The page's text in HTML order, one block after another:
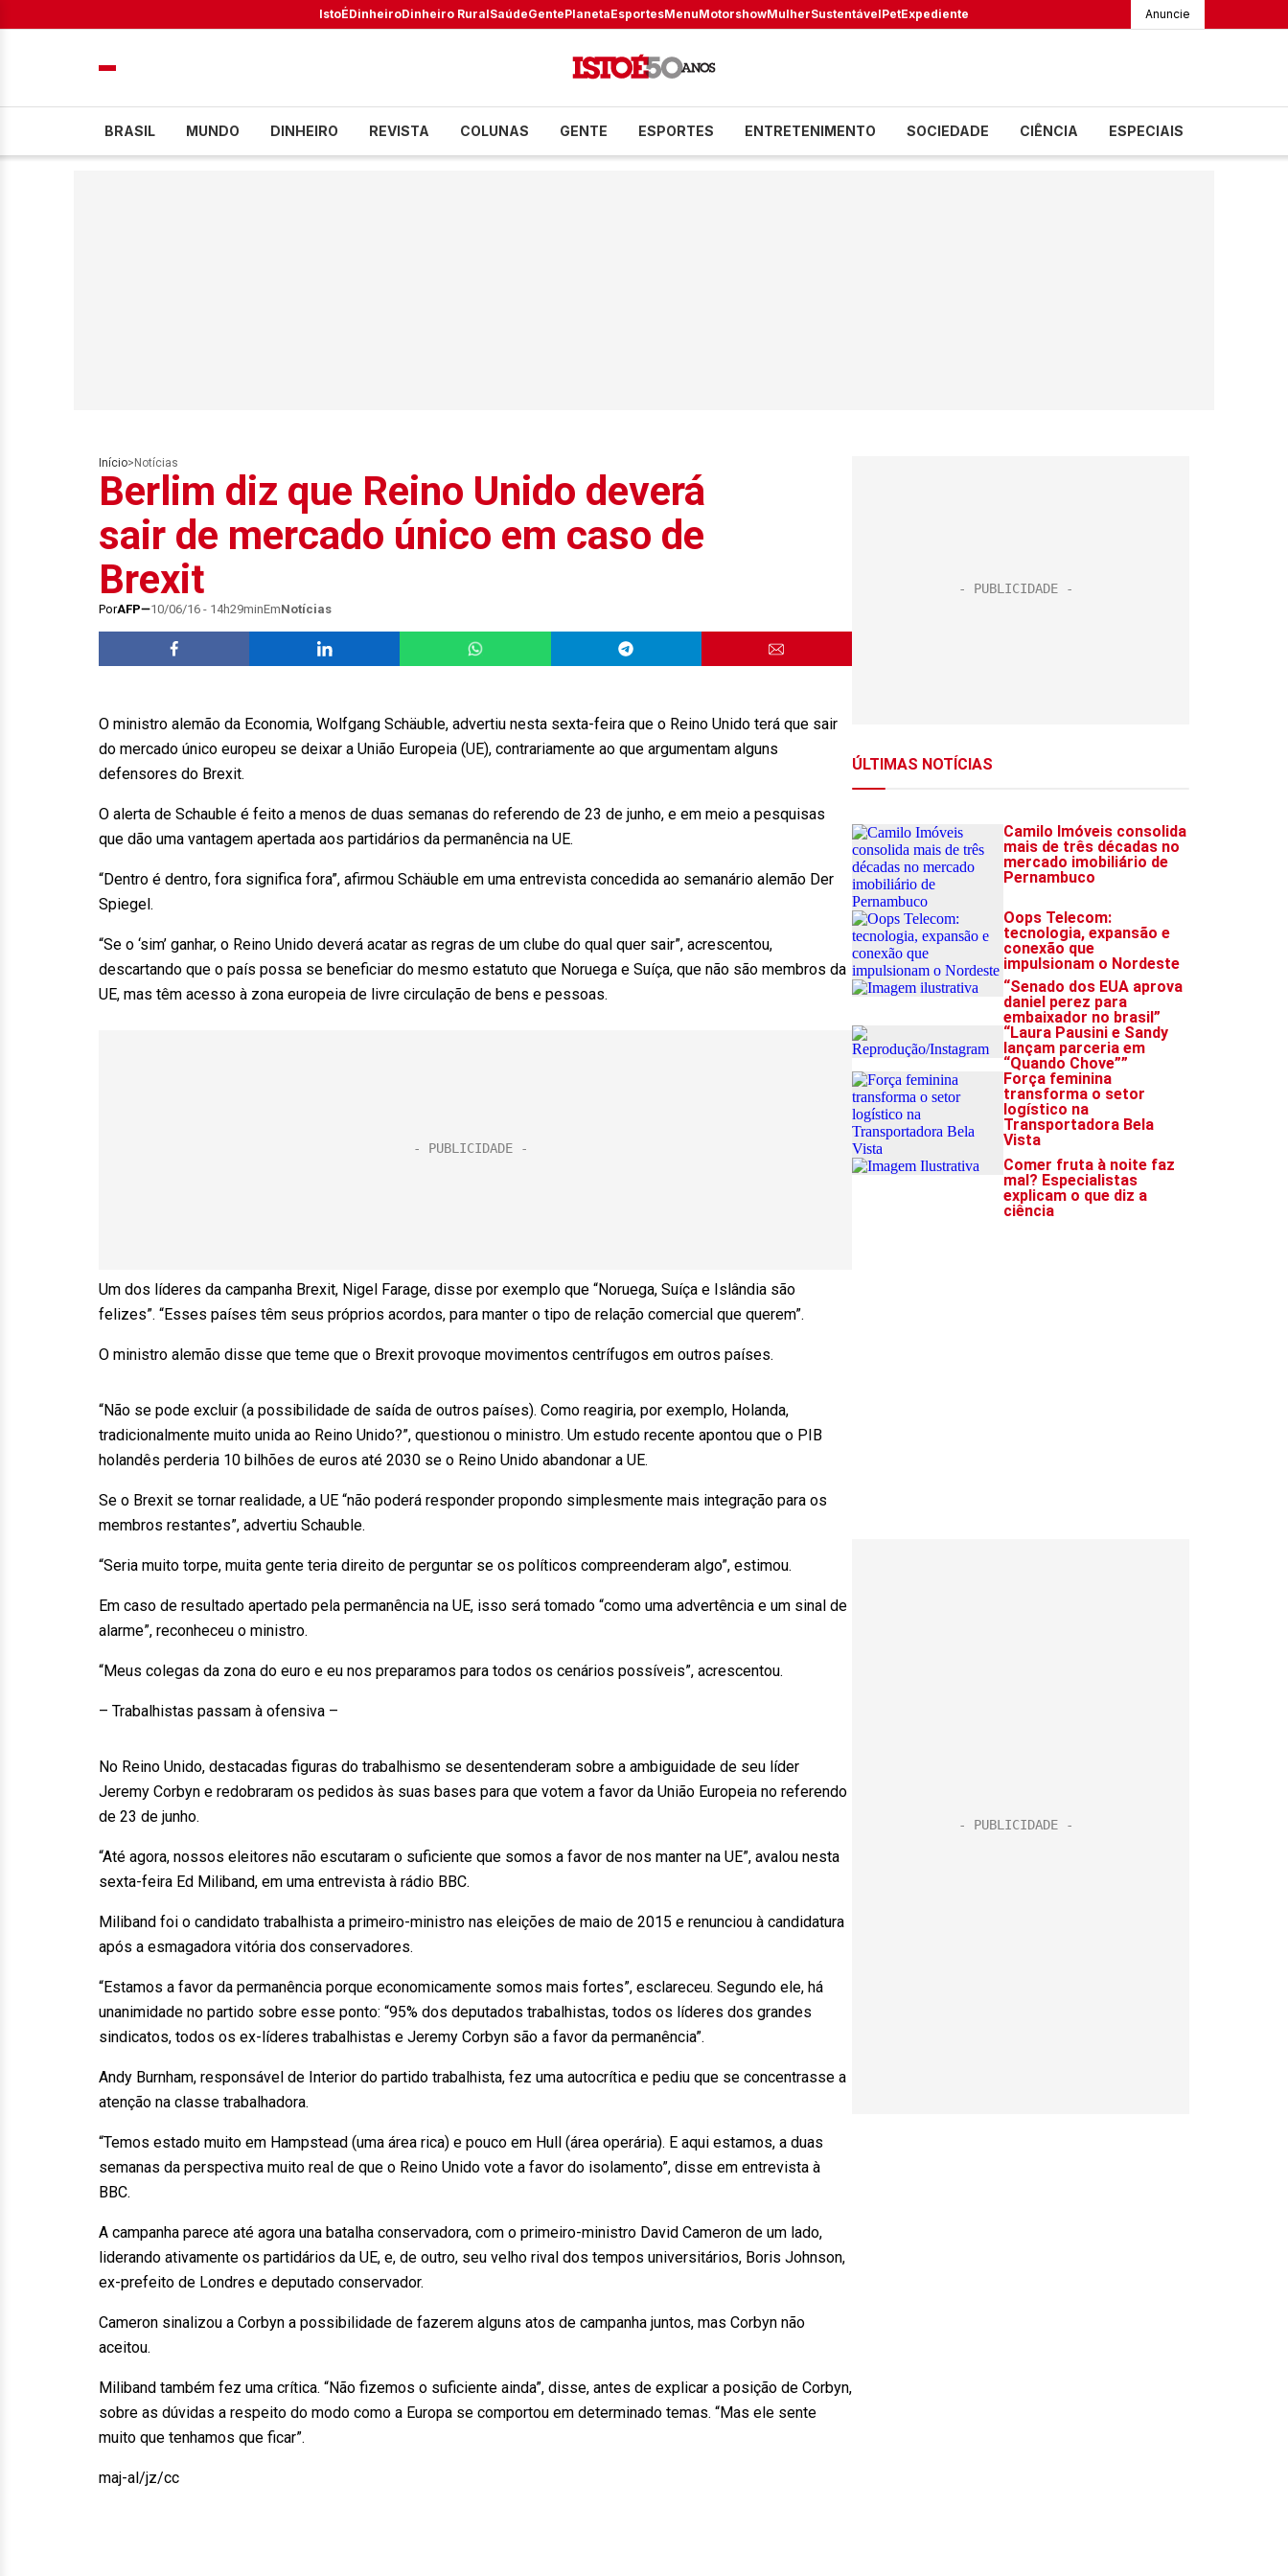
IstoÉDinheiroDinheiro RuralSaúdeGentePlanetaEsportesMenuMotorshowMulherSustentávelPetExpediente Anuncie
BRASIL MUNDO DINHEIRO REVISTA COLUNAS GENTE ESPORTES ENTRETENIMENTO SOCIEDADE CIÊNCIA ESPECIAIS
Início> Notícias
Berlim diz que Reino Unido deverá
sair de mercado único em caso de
Brexit
PorAFP 10/06/16 - 14h29minEmNotícias
O ministro alemão da Economia, Wolfgang Schäuble, advertiu nesta sexta-feira que o Reino Unido terá que sair
do mercado único europeu se deixar a União Europeia (UE), contrariamente ao que argumentam alguns
defensores do Brexit.
O alerta de Schauble é feito a menos de duas semanas do referendo de 23 de junho, e em meio a pesquisas
que dão uma vantagem apertada aos partidários da permanência na UE.
“Dentro é dentro, fora significa fora”, afirmou Schäuble em uma entrevista concedida ao semanário alemão Der
Spiegel.
“Se o ‘sim’ ganhar, o Reino Unido deverá acatar as regras de um clube do qual quer sair”, acrescentou,
descartando que o país possa se beneficiar do mesmo estatuto que Noruega e Suíça, que não são membros da
UE, mas têm acesso à zona europeia de livre circulação de bens e pessoas.
Um dos líderes da campanha Brexit, Nigel Farage, disse por exemplo que “Noruega, Suíça e Islândia são
felizes”. “Esses países têm seus próprios acordos, para manter o tipo de relação comercial que querem”.
O ministro alemão disse que teme que o Brexit provoque movimentos centrífugos em outros países.
“Não se pode excluir (a possibilidade de saída de outros países). Como reagiria, por exemplo, Holanda,
tradicionalmente muito unida ao Reino Unido?”, questionou o ministro. Um estudo recente apontou que o PIB
holandês perderia 10 bilhões de euros até 2030 se o Reino Unido abandonar a UE.
Se o Brexit se tornar realidade, a UE “não poderá responder propondo simplesmente mais integração para os
membros restantes”, advertiu Schauble.
“Seria muito torpe, muita gente teria direito de perguntar se os políticos compreenderam algo”, estimou.
Em caso de resultado apertado pela permanência na UE, isso será tomado “como uma advertência e um sinal de
alarme”, reconheceu o ministro.
“Meus colegas da zona do euro e eu nos preparamos para todos os cenários possíveis”, acrescentou.
– Trabalhistas passam à ofensiva –
No Reino Unido, destacadas figuras do trabalhismo se desentenderam sobre a ambiguidade de seu líder
Jeremy Corbyn e redobraram os pedidos às suas bases para que votem a favor da União Europeia no referendo
de 23 de junho.
“Até agora, nossos eleitores não escutaram o suficiente que somos a favor de nos manter na UE”, avalou nesta
sexta-feira Ed Miliband, em uma entrevista à rádio BBC.
Miliband foi o candidato trabalhista a primeiro-ministro nas eleições de maio de 2015 e renunciou à candidatura
após a esmagadora vitória dos conservadores.
“Estamos a favor da permanência porque economicamente somos mais fortes”, esclareceu. Segundo ele, há
unanimidade no partido sobre esse ponto: “95% dos deputados trabalhistas, todos os líderes dos grandes
sindicatos, todos os ex-líderes trabalhistas e Jeremy Corbyn são a favor da permanência”.
Andy Burnham, responsável de Interior do partido trabalhista, fez uma autocrítica e pediu que se concentrasse a
atenção na classe trabalhadora.
“Temos estado muito em Hampstead (uma área rica) e pouco em Hull (área operária). E aqui estamos, a duas
semanas da perspectiva muito real de que o Reino Unido vote a favor do isolamento”, disse em entrevista à
BBC.
A campanha parece até agora una batalha conservadora, com o primeiro-ministro David Cameron de um lado,
liderando ativamente os partidários da UE, e, de outro, seu velho rival dos tempos universitários, Boris Johnson,
ex-prefeito de Londres e deputado conservador.
Cameron sinalizou a Corbyn a possibilidade de fazerem alguns atos de campanha juntos, mas Corbyn não
aceitou.
Miliband também fez uma crítica. “Não fizemos o suficiente ainda”, disse, antes de explicar a posição de Corbyn,
sobre as dúvidas a respeito do modo como a Europa se comportou em determinado temas. “Mas ele sente
muito que tenhamos que ficar”.
maj-al/jz/cc